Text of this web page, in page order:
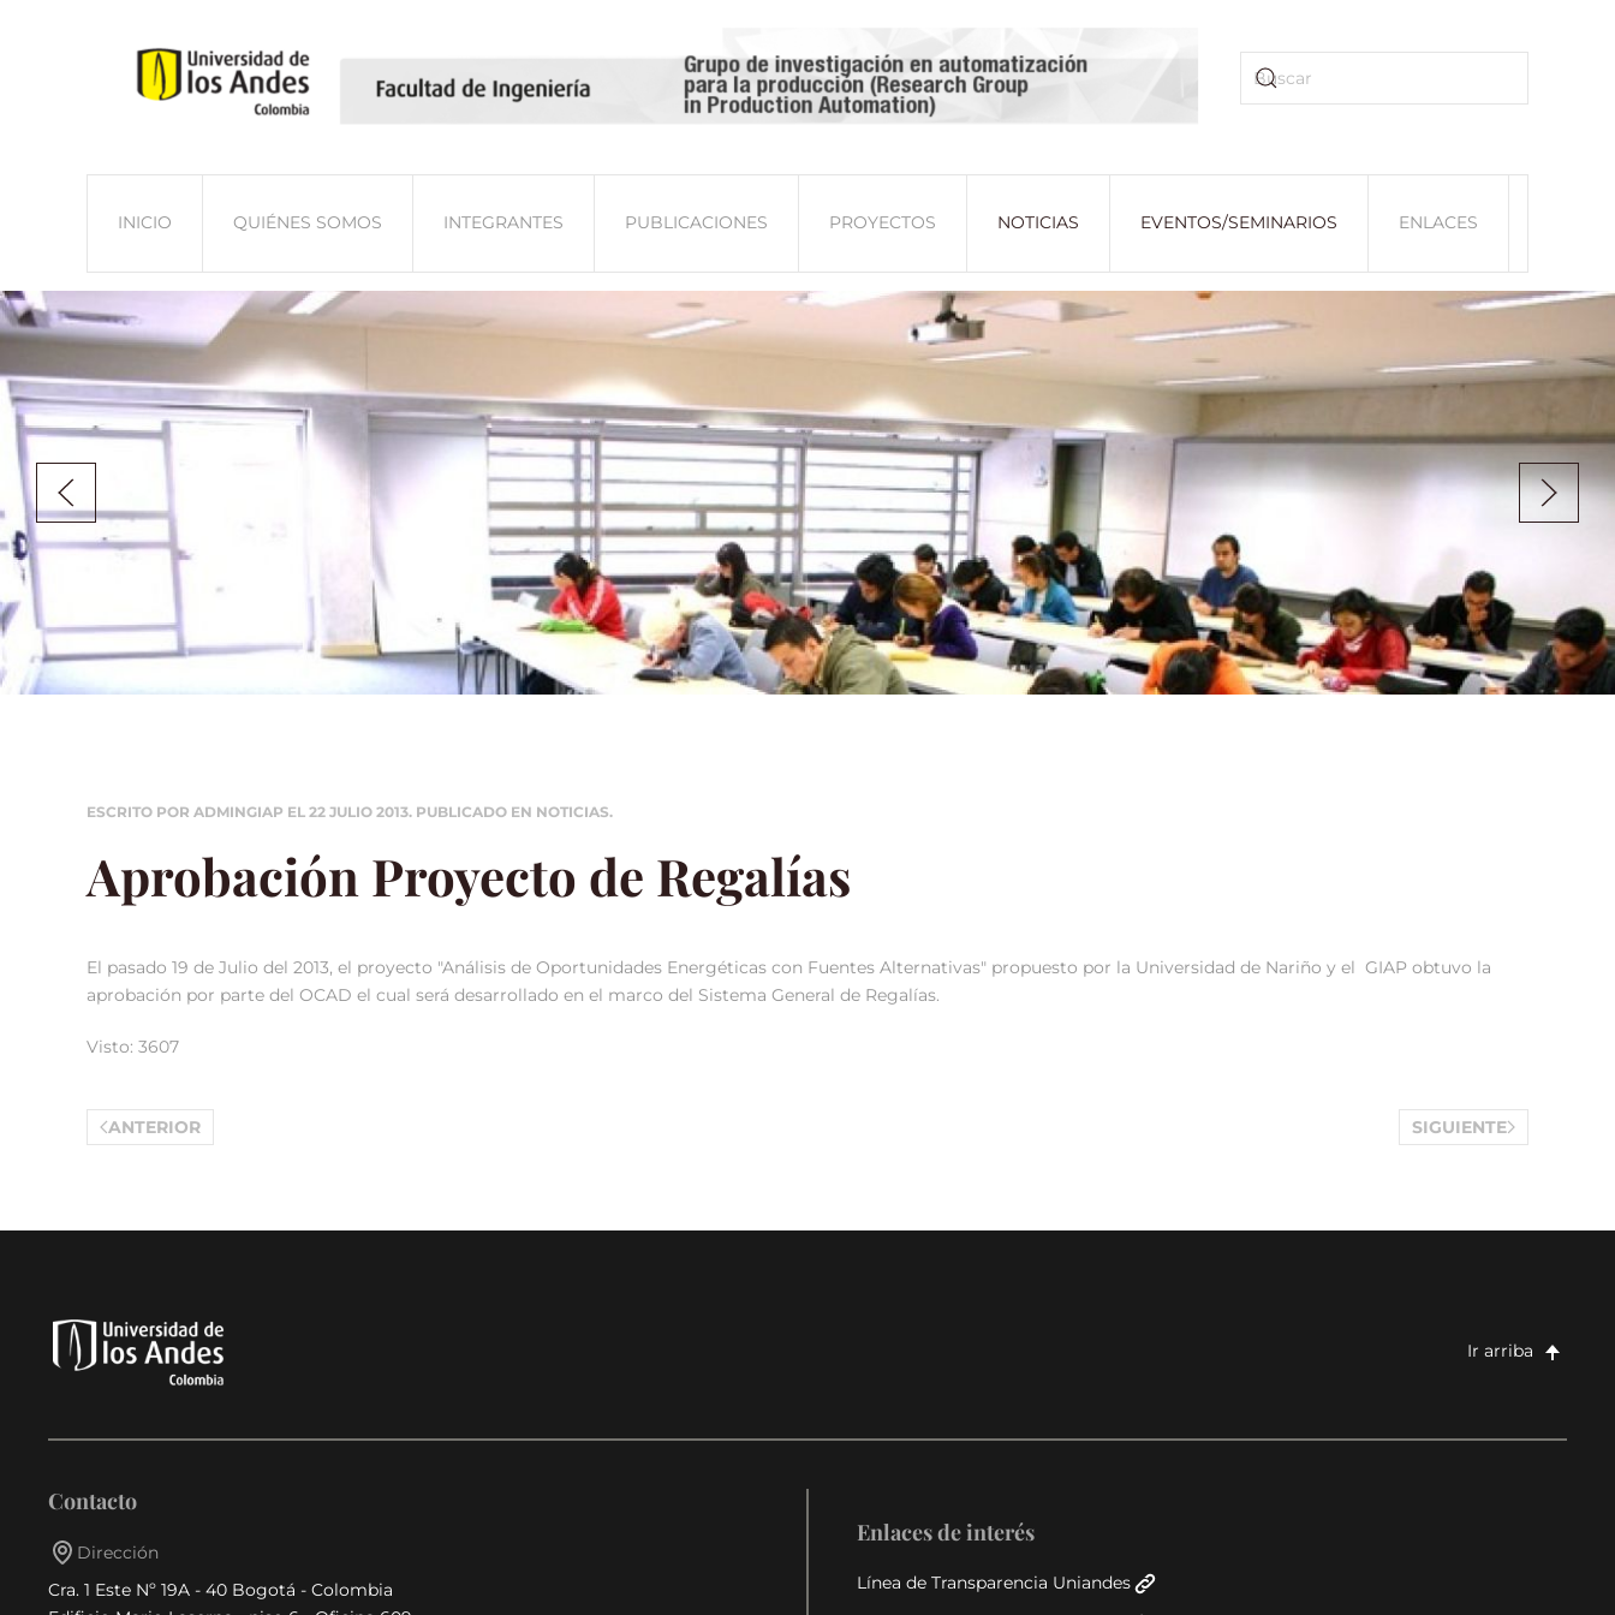
Skip to main content
INICIO QUIÉNES SOMOS INTEGRANTES PUBLICACIONES PROYECTOS NOTICIAS EVENTOS/SEMINARIOS ENLACES
ESCRITO POR ADMINGIAP EL 22 JULIO 2013. PUBLICADO EN NOTICIAS.
Aprobación Proyecto de Regalías
El pasado 19 de Julio del 2013, el proyecto "Análisis de Oportunidades Energéticas con Fuentes Alternativas" propuesto por la Universidad de Nariño y el GIAP obtuvo la
aprobación por parte del OCAD el cual será desarrollado en el marco del Sistema General de Regalías.
Visto: 3607
ANTERIOR SIGUIENTE
Ir arriba
Contacto
Dirección
Cra. 1 Este Nº 19A - 40 Bogotá - Colombia
Enlaces de interés
Línea de Transparencia Uniandes